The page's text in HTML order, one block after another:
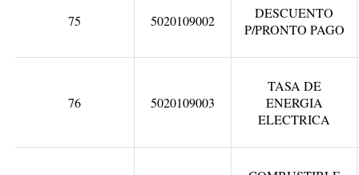
75 5020109002
DESCUENTO
P/PRONTO PAGO
76 5020109003
TASA DE
ENERGIA
ELECTRICA